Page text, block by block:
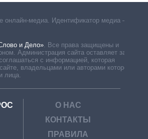
онлайн-медиа. Идентификатор медиа –
и Дело». Все права защищены и
Администрация сайта оставляет за
с информацией, которая
владельцами или авторами которой
лица.
О НАС
КОНТАКТЫ
ПРАВИЛА